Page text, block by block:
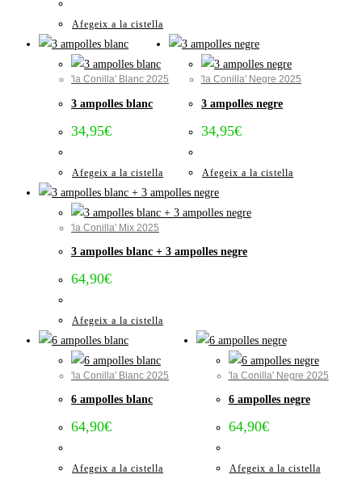
Afegeix a la cistella
'la Conilla' Blanc 2025
3 ampolles blanc
34,95€
Afegeix a la cistella
'la Conilla' Negre 2025
3 ampolles negre
34,95€
Afegeix a la cistella
'la Conilla' Mix 2025
3 ampolles blanc + 3 ampolles negre
64,90€
Afegeix a la cistella
'la Conilla' Blanc 2025
6 ampolles blanc
64,90€
Afegeix a la cistella
'la Conilla' Negre 2025
6 ampolles negre
64,90€
Afegeix a la cistella